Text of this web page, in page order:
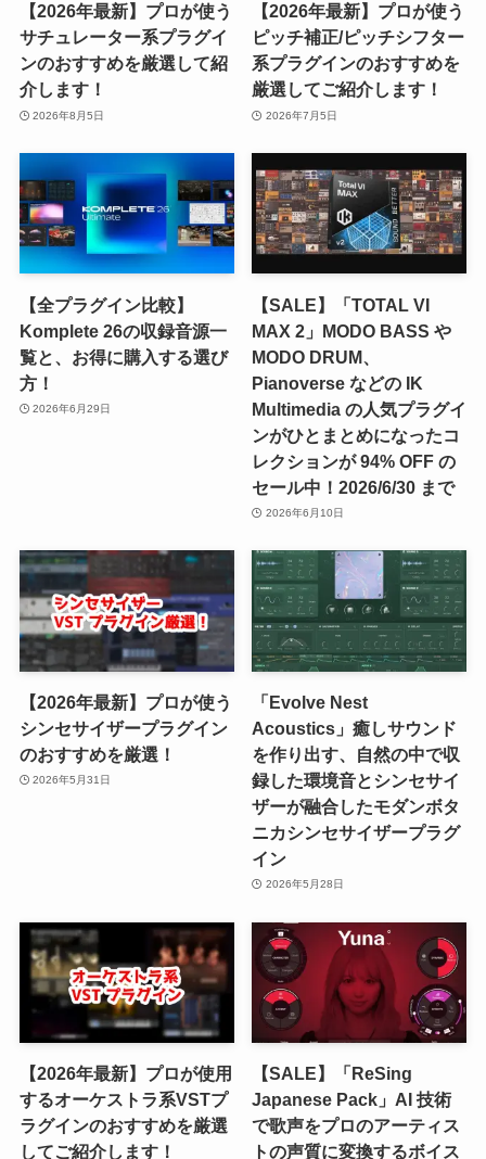
【2026年最新】プロが使う
サチュレーター系プラグイ
ンのおすすめを厳選して紹
介します！
2026年8月5日
【2026年最新】プロが使う
ピッチ補正/ピッチシフター
系プラグインのおすすめを
厳選してご紹介します！
2026年7月5日
【全プラグイン比較】
Komplete 26の収録音源一
覧と、お得に購入する選び
方！
2026年6月29日
【SALE】「TOTAL VI
MAX 2」MODO BASS や
MODO DRUM、
Pianoverse などの IK
Multimedia の人気プラグイ
ンがひとまとめになったコ
レクションが 94% OFF の
セール中！2026/6/30 まで
2026年6月10日
【2026年最新】プロが使う
シンセサイザープラグイン
のおすすめを厳選！
2026年5月31日
「Evolve Nest
Acoustics」癒しサウンド
を作り出す、自然の中で収
録した環境音とシンセサイ
ザーが融合したモダンボタ
ニカシンセサイザープラグ
イン
2026年5月28日
【2026年最新】プロが使用
するオーケストラ系VSTプ
ラグインのおすすめを厳選
してご紹介します！
【SALE】「ReSing
Japanese Pack」AI 技術
で歌声をプロのアーティス
トの声質に変換するボイス